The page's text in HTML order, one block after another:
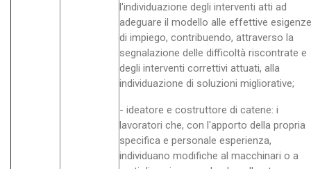
l'individuazione degli interventi atti ad
adeguare il modello alle effettive esigenze
di impiego, contribuendo, attraverso la
segnalazione delle difficoltà riscontrate e
degli interventi correttivi attuati, alla
individuazione di soluzioni migliorative;
- ideatore e costruttore di catene: i
lavoratori che, con l'apporto della propria
specifica e personale esperienza,
individuano modifiche al macchinari o a